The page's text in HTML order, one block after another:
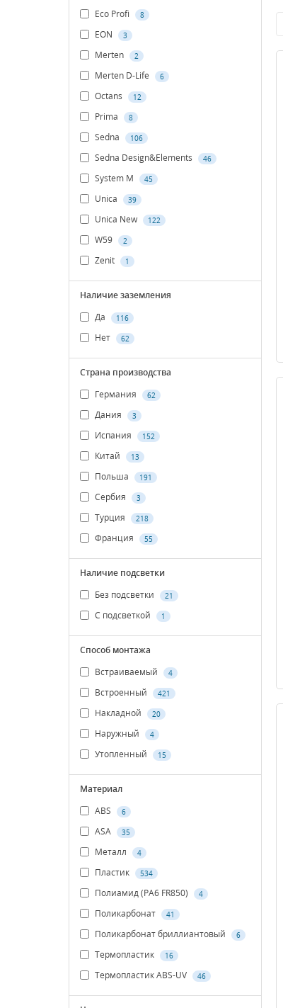
Eco Profi 8
EON 3
Merten 2
Merten D-Life 6
Octans 12
Prima 8
Sedna 106
Sedna Design&Elements 46
System M 45
Unica 39
Unica New 122
W59 2
Zenit 1
Наличие заземления
Да
116
Нет 62
Страна производства
Германия
62
Дания 3
Испания 152
Китай 13
Польша 191
Сербия 3
Турция 218
Франция 55
Наличие подсветки
Без подсветки
21
С подсветкой 1
Способ монтажа
Встраиваемый
4
Встроенный 421
Накладной 20
Наружный 4
Утопленный 15
Материал
ABS
6
ASA 35
Металл 4
Пластик 534
Полиамид (PA6 FR850) 4
Поликарбонат 41
Поликарбонат бриллиантовый 6
Термопластик 16
Термопластик ABS-UV 46